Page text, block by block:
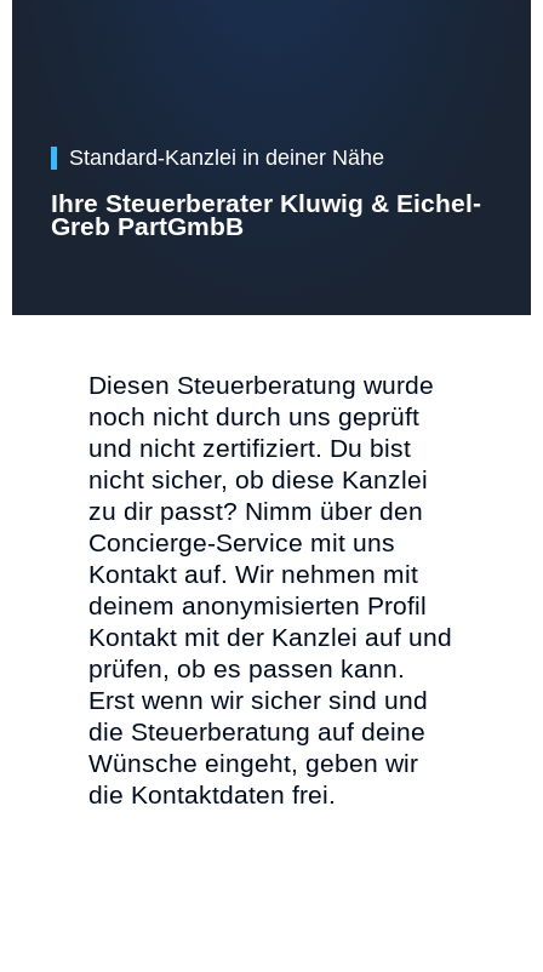
Standard-Kanzlei in deiner Nähe
Ihre Steuerberater Kluwig & Eichel-
Greb PartGmbB
Diesen Steuerberatung wurde
noch nicht durch uns geprüft
und nicht zertifiziert. Du bist
nicht sicher, ob diese Kanzlei
zu dir passt? Nimm über den
Concierge-Service mit uns
Kontakt auf. Wir nehmen mit
deinem anonymisierten Profil
Kontakt mit der Kanzlei auf und
prüfen, ob es passen kann.
Erst wenn wir sicher sind und
die Steuerberatung auf deine
Wünsche eingeht, geben wir
die Kontaktdaten frei.